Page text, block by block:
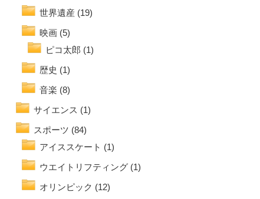
世界遺産 (19)
映画 (5)
ピコ太郎 (1)
歴史 (1)
音楽 (8)
サイエンス (1)
スポーツ (84)
アイススケート (1)
ウエイトリフティング (1)
オリンピック (12)